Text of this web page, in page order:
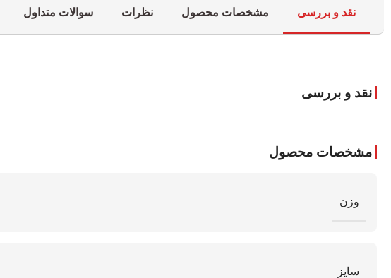
نقد و بررسی مشخصات محصول نظرات سوالات متداول
نقد و بررسی
مشخصات محصول
وزن
سایز